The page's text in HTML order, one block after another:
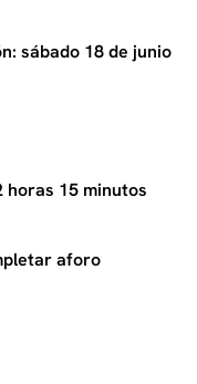
sábado 18 de junio
horas 15 minutos
aforo